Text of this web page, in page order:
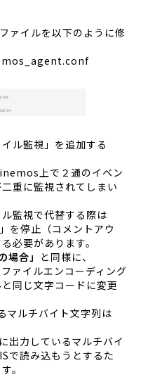
ァイルを以下のように修
ル監視」を追加する
上で２通のイベン
重に監視されてしまい
監視で代替する際は
を停止（コメントアウ
必要があります。
場合」 と同様に、
ァイルエンコーディング
同じ文字コードに変更
ルチバイト文字列は
力しているマルチバイ
で読み込もうとするた
。